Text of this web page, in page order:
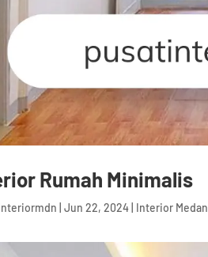
Rumah Minimalis
|Jun 22, 2024 Interior Medan